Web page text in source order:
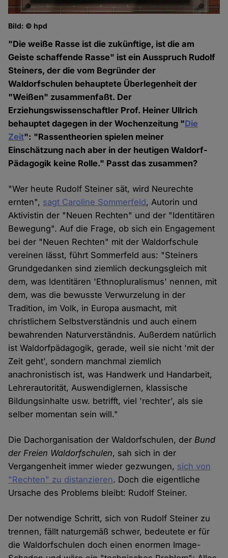
Bild: © hpd
"Die weiße Rasse ist die zukünftige, ist die am
Geiste schaffende Rasse" ist ein Ausspruch Rudolf
Steiners, der die vom Begründer der
Waldorfschulen behauptete Überlegenheit der
"Weißen" zusammenfaßt. Der
Erziehungswissenschaftler Prof. Heiner Ullrich
behauptet dagegen in der Wochenzeitung "Die
Zeit": "Rassentheorien spielen meiner
Einschätzung nach aber in der heutigen Waldorf-
Pädagogik keine Rolle." Passt das zusammen?
"Wer heute Rudolf Steiner sät, wird Neurechte
ernten", sagt Caroline Sommerfeld, Autorin und
Aktivistin der "Neuen Rechten" und der "Identitären
Bewegung". Auf die Frage, ob sich ein Engagement
bei der "Neuen Rechten" mit der Waldorfschule
vereinen lässt, führt Sommerfeld aus: "Steiners
Grundgedanken sind ziemlich deckungsgleich mit
dem, was Identitären 'Ethnopluralismus' nennen, mit
dem, was die bewusste Verwurzelung in der
Tradition, im Volk, in Europa ausmacht, mit
christlichem Selbstverständnis und auch einem
bewahrenden Naturverständnis. Außerdem natürlich
ist Waldorfpädagogik, gerade, weil sie nicht 'mit der
Zeit geht', sondern manchmal ziemlich
anachronistisch ist, was Handwerk und Handarbeit,
Lehrerautorität, Auswendiglernen, klassische
Bildungsinhalte usw. betrifft, viel 'rechter', als sie
selber momentan sein will."
Die Dachorganisation der Waldorfschulen, derBund
der Freien Waldorfschulen, sah sich in der
Vergangenheit immer wieder gezwungen, sich von
"Rechten" zu distanzieren. Doch die eigentliche
Ursache des Problems bleibt: Rudolf Steiner.
Der notwendige Schritt, sich von Rudolf Steiner zu
trennen, fällt naturgemäß schwer, bedeutete er für
die Waldorfschulen doch einen enormen Image-